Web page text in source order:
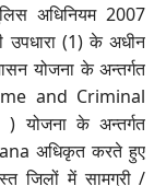
अधिनियम 2007
उपधारा (1) के अधीन
योजना के अन्तर्गत
and Criminal
योजना के अन्तर्गत
अधिकृत करते हुए
जिलों में सामग्री /